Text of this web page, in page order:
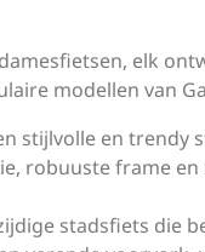
elk
modellen van
stijlvolle en
robuuste frame en
stadsfiets die